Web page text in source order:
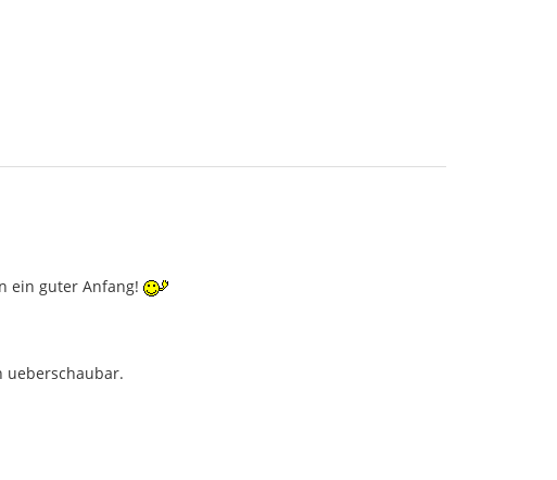
ein guter Anfang!
ueberschaubar.